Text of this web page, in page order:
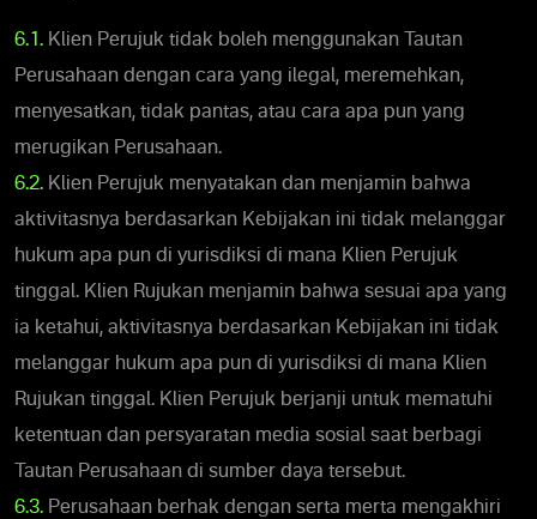
6.1. Klien Perujuk tidak boleh menggunakan Tautan
Perusahaan dengan cara yang ilegal, meremehkan,
menyesatkan, tidak pantas, atau cara apa pun yang
merugikan Perusahaan.
6.2. Klien Perujuk menyatakan dan menjamin bahwa
aktivitasnya berdasarkan Kebijakan ini tidak melanggar
hukum apa pun di yurisdiksi di mana Klien Perujuk
tinggal. Klien Rujukan menjamin bahwa sesuai apa yang
ia ketahui, aktivitasnya berdasarkan Kebijakan ini tidak
melanggar hukum apa pun di yurisdiksi di mana Klien
Rujukan tinggal. Klien Perujuk berjanji untuk mematuhi
ketentuan dan persyaratan media sosial saat berbagi
Tautan Perusahaan di sumber daya tersebut.
6.3. Perusahaan berhak dengan serta merta mengakhiri